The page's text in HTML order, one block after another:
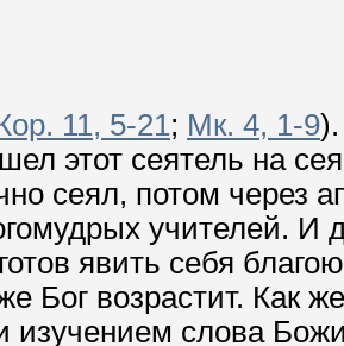
11, 5-21; Мк. 4, 1-9
этот сеятель на
сеял, потом через
учителей. И
явить себя
Бог возрастит. Как
изучением слова